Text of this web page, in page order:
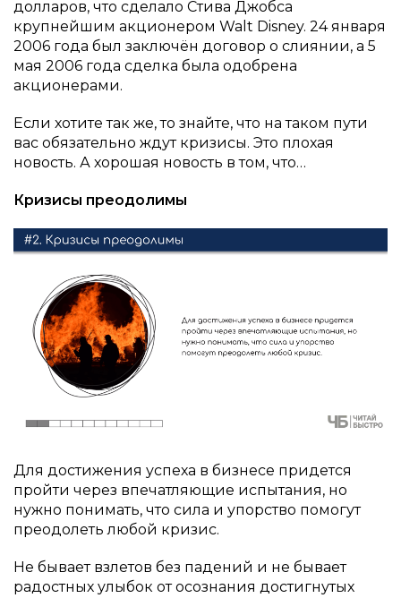
долларов, что сделало Стива Джобса
крупнейшим акционером Walt Disney. 24 января
2006 года был заключён договор о слиянии, а 5
мая 2006 года сделка была одобрена
акционерами.
Если хотите так же, то знайте, что на таком пути
вас обязательно ждут кризисы. Это плохая
новость. А хорошая новость в том, что…
Кризисы преодолимы
Для достижения успеха в бизнесе придется
пройти через впечатляющие испытания, но
нужно понимать, что сила и упорство помогут
преодолеть любой кризис.
Не бывает взлетов без падений и не бывает
радостных улыбок от осознания достигнутых